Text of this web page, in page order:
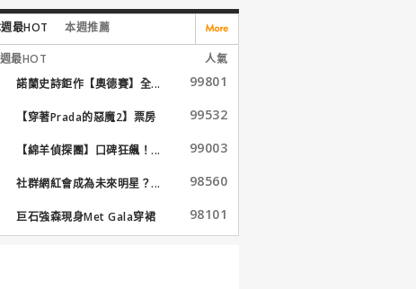
最HOT 本週推薦
最HOT
人氣
諾蘭史詩鉅作【奧德賽】全...
99801
【穿著Prada的惡魔2】票房
99532
【綿羊偵探團】口碑狂飆！... 99003
社群網紅會成為未來明星？... 98560
巨石強森現身Met Gala穿裙
子...
98101